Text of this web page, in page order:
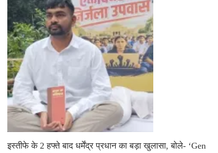
इस्तीफे के 2 हफ्ते बाद धर्मेंद्र प्रधान का बड़ा खुलासा, बोले- ‘Gen